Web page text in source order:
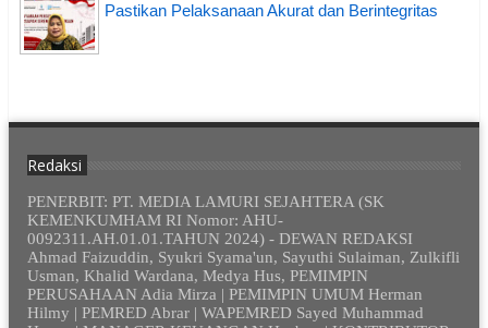
Pastikan Pelaksanaan Akurat dan Berintegritas
Redaksi
PENERBIT: PT. MEDIA LAMURI SEJAHTERA (SK
KEMENKUMHAM RI Nomor: AHU-
0092311.AH.01.01.TAHUN 2024) - DEWAN REDAKSI
Ahmad Faizuddin, Syukri Syama'un, Sayuthi Sulaiman, Zulkifli
Usman, Khalid Wardana, Medya Hus, PEMIMPIN
PERUSAHAAN Adia Mirza | PEMIMPIN UMUM Herman
Hilmy | PEMRED Abrar | WAPEMRED Sayed Muhammad